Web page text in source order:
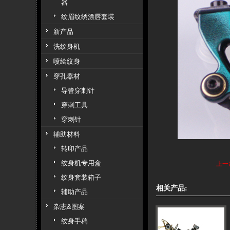
器
纹眉纹绣漂唇套装
新产品
洗纹身机
喷绘纹身
穿孔器材
导管穿刺针
穿刺工具
穿刺针
辅助材料
转印产品
纹身机专用盒
纹身套装箱子
辅助产品
杂志&图案
纹身手稿
上一
相关产品: